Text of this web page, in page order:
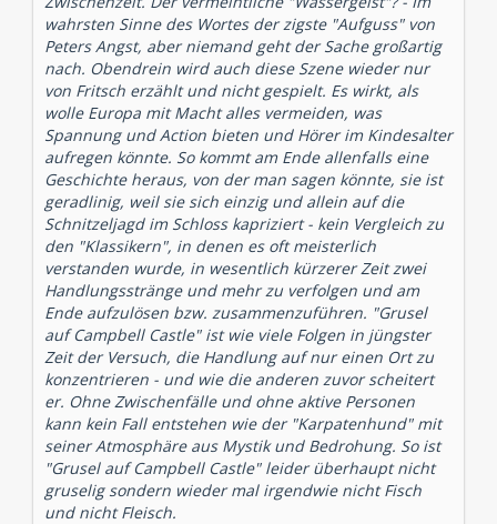
wahrsten Sinne des Wortes der zigste "Aufguss" von
Peters Angst, aber niemand geht der Sache großartig
nach. Obendrein wird auch diese Szene wieder nur
von Fritsch erzählt und nicht gespielt. Es wirkt, als
wolle Europa mit Macht alles vermeiden, was
Spannung und Action bieten und Hörer im Kindesalter
aufregen könnte. So kommt am Ende allenfalls eine
Geschichte heraus, von der man sagen könnte, sie ist
geradlinig, weil sie sich einzig und allein auf die
Schnitzeljagd im Schloss kapriziert - kein Vergleich zu
den "Klassikern", in denen es oft meisterlich
verstanden wurde, in wesentlich kürzerer Zeit zwei
Handlungsstränge und mehr zu verfolgen und am
Ende aufzulösen bzw. zusammenzuführen. "Grusel
auf Campbell Castle" ist wie viele Folgen in jüngster
Zeit der Versuch, die Handlung auf nur einen Ort zu
konzentrieren - und wie die anderen zuvor scheitert
er. Ohne Zwischenfälle und ohne aktive Personen
kann kein Fall entstehen wie der "Karpatenhund" mit
seiner Atmosphäre aus Mystik und Bedrohung. So ist
"Grusel auf Campbell Castle" leider überhaupt nicht
gruselig sondern wieder mal irgendwie nicht Fisch
und nicht Fleisch.